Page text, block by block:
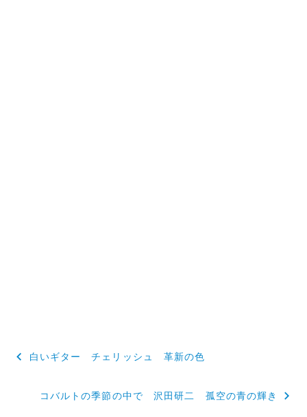
投
白いギター チェリッシュ 革新の色
コバルトの季節の中で 沢田研二 孤空の青の輝き